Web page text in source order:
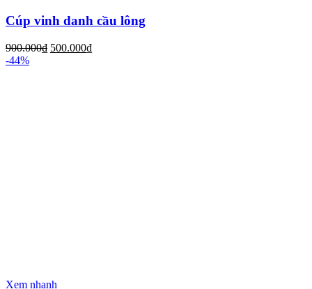
Cúp vinh danh cầu lông
900.000₫ 500.000₫
-44%
Xem nhanh